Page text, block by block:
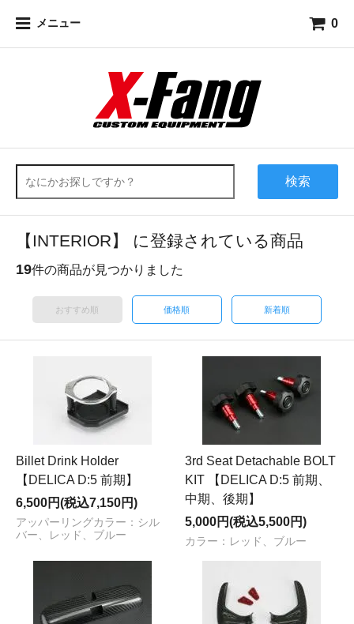
メニュー 0
検索
【INTERIOR】 に登録されている商品
19件の商品が見つかりました
おすすめ順 価格順 新着順
Billet Drink Holder
【DELICA D:5 前期】
6,500円(税込7,150円)
アッパーリングカラー：シル
バー、レッド、ブルー
3rd Seat Detachable BOLT
KIT 【DELICA D:5 前期、
中期、後期】
5,000円(税込5,500円)
カラー：レッド、ブルー